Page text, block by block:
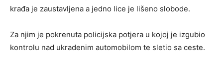
krađa je zaustavljena a jedno lice je lišeno slobode.
Za njim je pokrenuta policijska potjera u kojoj je izgubio
kontrolu nad ukradenim automobilom te sletio sa ceste.